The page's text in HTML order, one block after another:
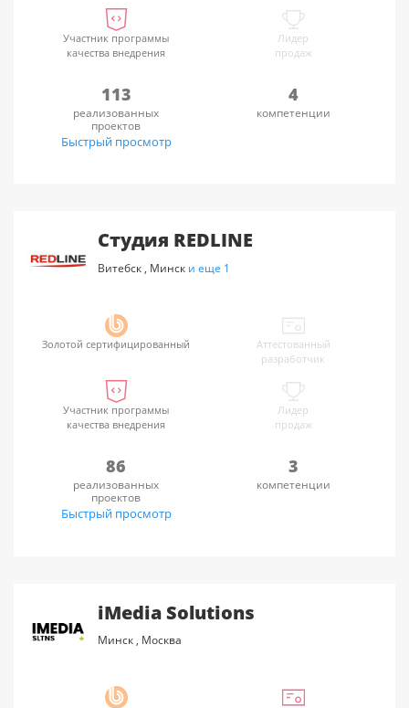
Участник программы
качества внедрения
Лидер
продаж
113
реализованных
проектов
Быстрый просмотр
4
компетенции
Студия REDLINE
Витебск Минск и еще 1
Золотой сертифицированный
Аттестованный
разработчик
Участник программы
качества внедрения
Лидер
продаж
86
реализованных
проектов
Быстрый просмотр
3
компетенции
iMedia Solutions
Минск , Москва